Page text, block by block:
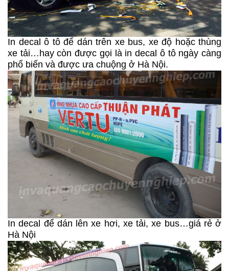
In decal ô tô để dán trên xe bus, xe độ hoặc thùng
xe tải…hay còn được gọi là in decal ô tô ngày càng
phổ biến và được ưa chuộng ở Hà Nội.
In decal để dán lên xe hơi, xe tải, xe bus…giá rẻ ở
Hà Nội